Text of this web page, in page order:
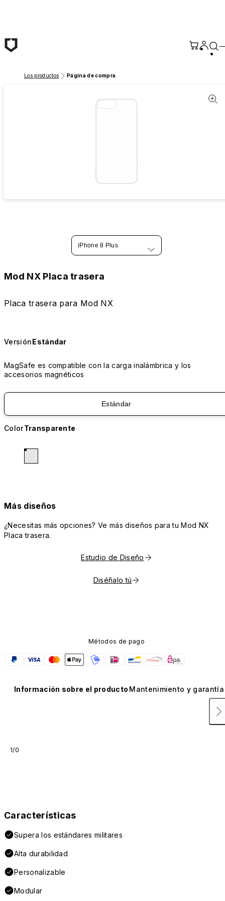
Los productos Página de compra
iPhone 8 Plus
Mod NX Placa trasera
Placa trasera para Mod NX
VersiónEstándar
MagSafe es compatible con la carga inalámbrica y los
accesorios magnéticos
Estándar
ColorTransparente
Más diseños
¿Necesitas más opciones? Ve más diseños para tu Mod NX
Placa trasera.
Estudio de Diseño
Diséñalo tú
Métodos de pago
Información sobre el producto Mantenimiento y garantía
1/0
Características
Supera los estándares militares
Alta durabilidad
Personalizable
Modular